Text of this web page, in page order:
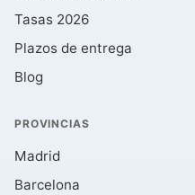
Tasas 2026
Plazos de entrega
Blog
PROVINCIAS
Madrid
Barcelona